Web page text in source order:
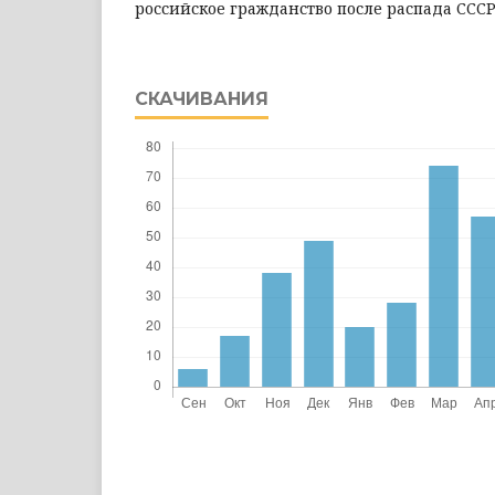
российское гражданство после распада
СКАЧИВАНИЯ